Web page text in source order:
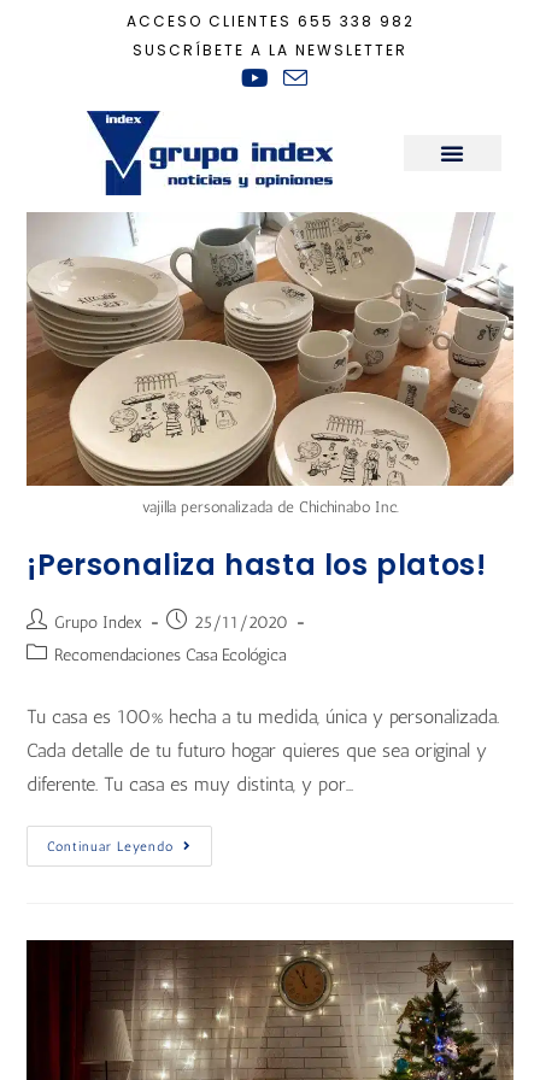
ACCESO CLIENTES 655 338 982
SUSCRÍBETE A LA NEWSLETTER
ahorro energético
vajilla personalizada de Chichinabo Inc.
¡Personaliza hasta los platos!
Grupo Index
25/11/2020
Recomendaciones Casa Ecológica
Tu casa es 100% hecha a tu medida, única y personalizada.
Cada detalle de tu futuro hogar quieres que sea original y
diferente. Tu casa es muy distinta, y por…
Continuar Leyendo